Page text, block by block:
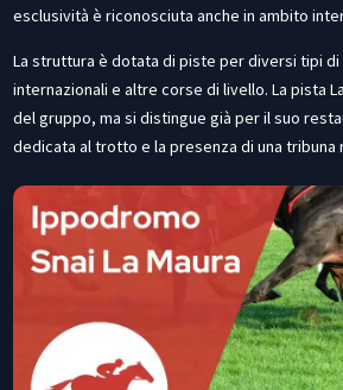
esclusività è riconosciuta anche in ambito
La struttura è dotata di piste per diversi tipi di
internazionali e altre corse di livello. La pista
del gruppo, ma si distingue già per il suo
dedicata al trotto e la presenza di una tribuna